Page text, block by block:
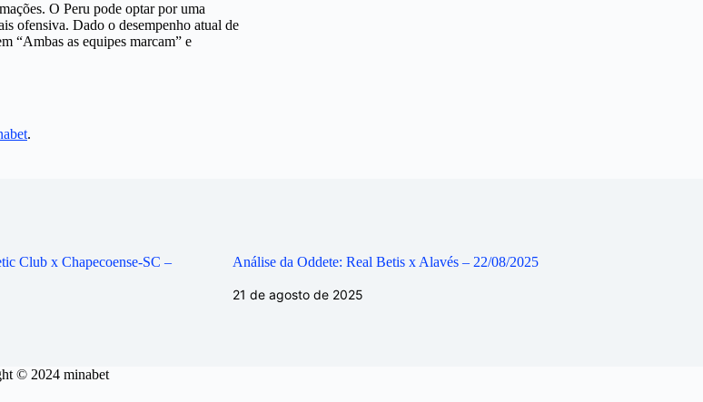
O Peru pode optar por uma
ofensiva. Dado o desempenho atual de
“Ambas as equipes marcam” e
.
Club x Chapecoense-SC –
Análise da Oddete: Real Betis x Alavés – 22/08/2025
21 de agosto de 2025
© 2024 minabet